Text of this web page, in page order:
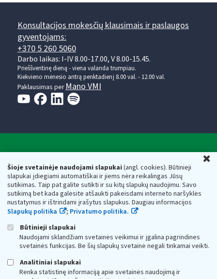
Šioje svetainėje naudojami slapukai(angl. cookies). Būtinieji
slapukai įdiegiami automatiškai ir jiems nėra reikalingas Jūsų
sutikimas. Taip pat galite sutikti ir su kitų slapukų naudojimu. Savo
sutikimą bet kada galėsite atšaukti pakeisdami interneto naršyklės
nustatymus ir ištrindami įrašytus slapukus. Daugiau informacijos
Slapukų politika
; Privatumo politika.
Būtinieji slapukai
Naudojami sklandžiam svetainės veikimui ir įgalina pagrindines
svetainės funkcijas. Be šių slapukų svetainė negali tinkamai veikti.
Analitiniai slapukai
Renka statistinę informaciją apie svetainės naudojimą ir
Konsultacijos mokesčių klausimais ir paslaugos
gyventojams:
+370 5 260 5060
Darbo laikas: I-IV 8.00-17.00, V 8.00-15.45.
Prieššventinę dieną - viena valanda trumpiau.
Kiekvieno mėnesio antrą penktadienį 8.00 val. - 12.00 val.
Paklausimas perMano VMI
Valstybinė mokesčių inspekcija prie Lietuvos
Respublikos finansų ministerijos
Biudžetinė įstaiga. Juridinio asmens kodas — 188659752,
adresas: Vasario 16-osios g. 14, 01107 Vilnius, Lietuva, el.paštas:
vmi@vmi.lt , E. pristatymo dėžutės adresas 188659752
Duomenys apie Valstybinę mokesčių inspekciją prie Lietuvos
Respublikos finansų ministerijos kaupiami ir saugomi Juridinių